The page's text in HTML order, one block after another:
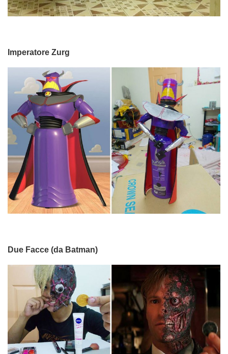
Imperatore Zurg
Due Facce (da Batman)